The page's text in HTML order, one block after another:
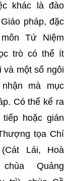
khác là đào
pháp, đặc
Tứ Niệm
trò có thể ít
một số ngôi
mà mục
Có thể kể ra
hoặc gián
tọa Chí
Lái, Hoà
Quảng